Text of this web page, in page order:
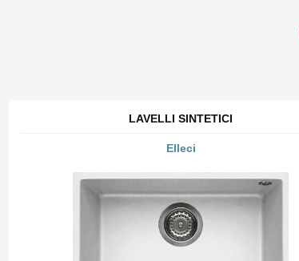
LAVELLI SINTETICI
Elleci